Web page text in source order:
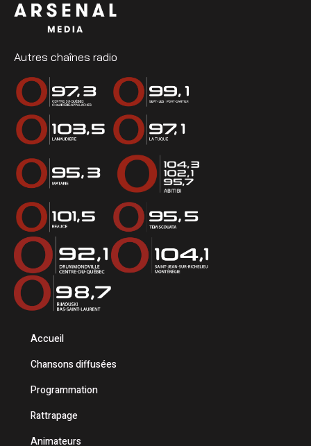
Autres chaînes radio
Accueil
Chansons diffusées
Programmation
Rattrapage
Animateurs